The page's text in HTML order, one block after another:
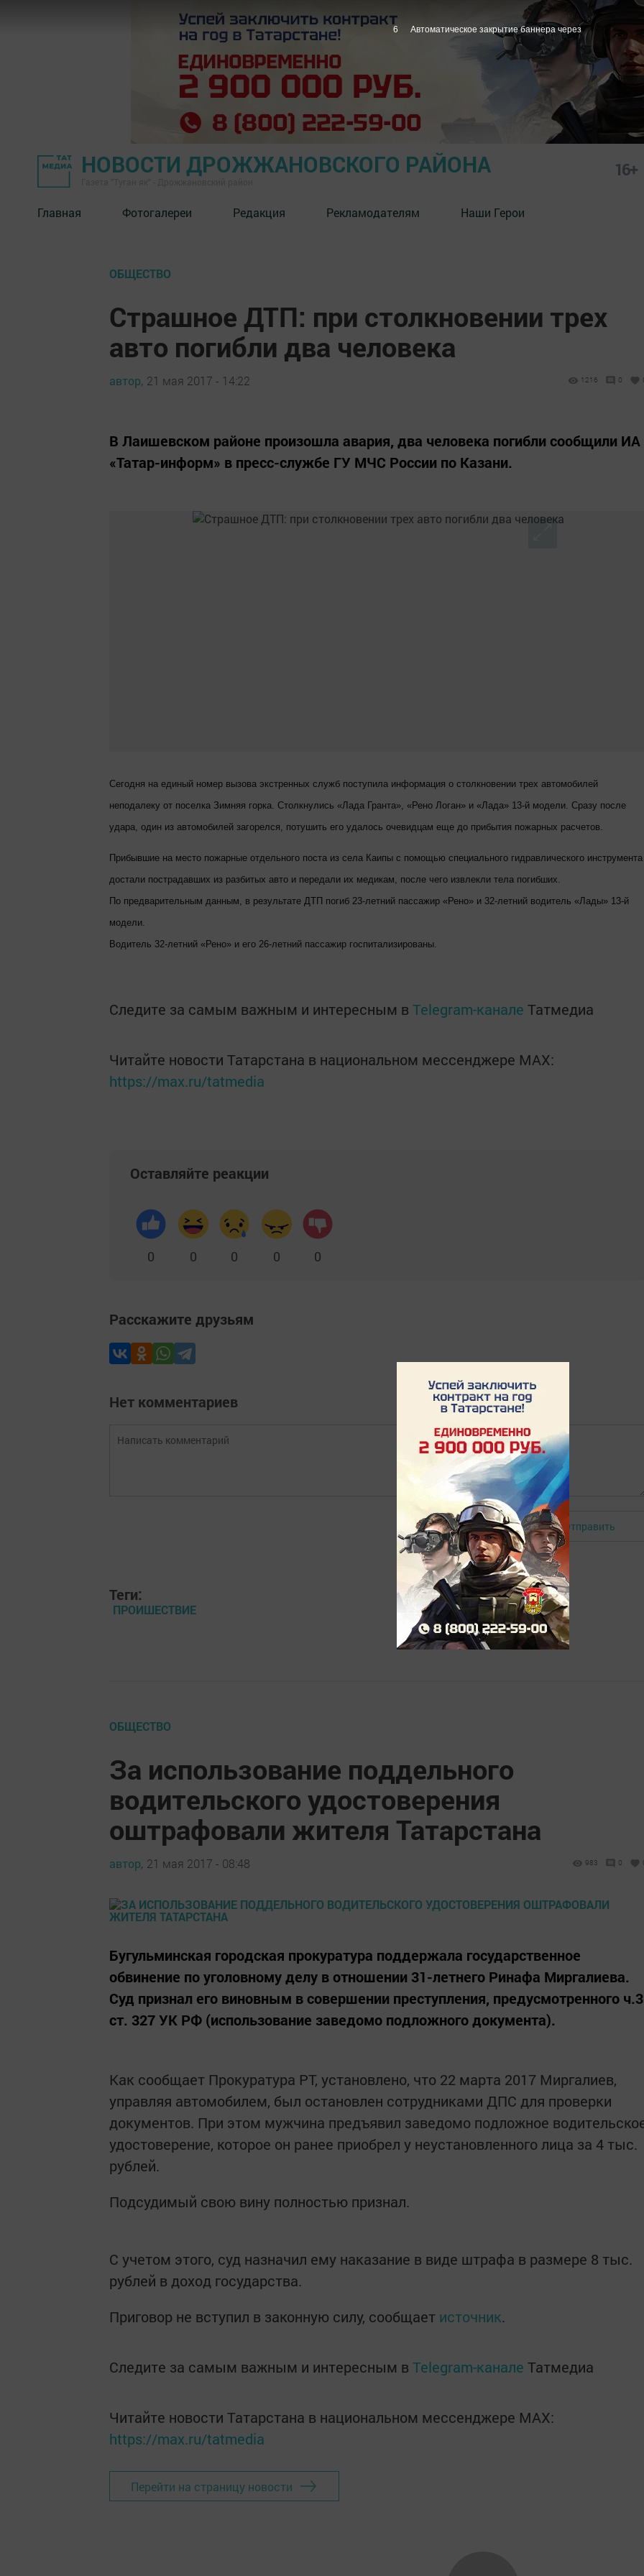
НОВОСТИ ДРОЖЖАНОВСКОГО РАЙОНА 16+
Главная Фотогалереи Редакция Рекламодателям Наши Герои
ОБЩЕСТВО
Страшное ДТП: при столкновении трех
авто погибли два человека
автор, 21 мая 2017 - 14:22 1216 0
В Лаишевском районе произошла авария, два человека погибли сообщили ИА
«Татар-информ» в пресс-службе ГУ МЧС России по Казани.
Сегодня на единый номер вызова экстренных служб поступила информация о столкновении трех автомобилей
неподалеку от поселка Зимняя горка. Столкнулись «Лада Гранта», «Рено Логан» и «Лада» 13-й модели. Сразу после
удара, один из автомобилей загорелся, потушить его удалось очевидцам еще до прибытия пожарных расчетов.
Прибывшие на место пожарные отдельного поста из села Каипы с помощью специального гидравлического инструмента
достали пострадавших из разбитых авто и передали их медикам, после чего извлекли тела погибших.
По предварительным данным, в результате ДТП погиб 23-летний пассажир «Рено» и 32-летний водитель «Лады» 13-й
модели.
Водитель 32-летний «Рено» и его 26-летний пассажир госпитализированы.
Следите за самым важным и интересным в Telegram-канале Татмедиа
Читайте новости Татарстана в национальном мессенджере MАХ:
https://max.ru/tatmedia
Оставляйте реакции
0 0 0 0 0
Расскажите друзьям
Нет комментариев
Авторизоваться Отправить
Теги:
ПРОИШЕСТВИЕ
ОБЩЕСТВО
За использование поддельного
водительского удостоверения
оштрафовали жителя Татарстана
автор, 21 мая 2017 - 08:48 983 0
Бугульминская городская прокуратура поддержала государственное
обвинение по уголовному делу в отношении 31-летнего Ринафа Миргалиева.
Суд признал его виновным в совершении преступления, предусмотренного ч.3
ст. 327 УК РФ (использование заведомо подложного документа).
Как сообщает Прокуратура РТ, установлено, что 22 марта 2017 Миргалиев,
управляя автомобилем, был остановлен сотрудниками ДПС для проверки
документов. При этом мужчина предъявил заведомо подложное
удостоверение, которое он ранее приобрел у неустановленного лица за 4 тыс.
рублей.
Подсудимый свою вину полностью признал.
С учетом этого, суд назначил ему наказание в виде штрафа в размере 8 тыс.
рублей в доход государства.
Приговор не вступил в законную силу, сообщает источник.
Следите за самым важным и интересным в Telegram-канале Татмедиа
Читайте новости Татарстана в национальном мессенджере MАХ:
https://max.ru/tatmedia
Перейти на страницу новости
5 Автоматическое закрытие баннера через